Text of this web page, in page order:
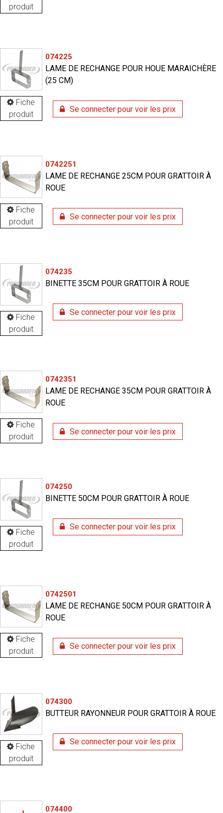
produit
Fiche
produit
074225
LAME DE RECHANGE POUR HOUE MARAICHÈRE
(25 CM)
Se connecter pour voir les prix
Fiche
produit
0742251
LAME DE RECHANGE 25CM POUR GRATTOIR À
ROUE
Se connecter pour voir les prix
Fiche
produit
074235
BINETTE 35CM POUR GRATTOIR À ROUE
Se connecter pour voir les prix
Fiche
produit
0742351
LAME DE RECHANGE 35CM POUR GRATTOIR À
ROUE
Se connecter pour voir les prix
Fiche
produit
074250
BINETTE 50CM POUR GRATTOIR À ROUE
Se connecter pour voir les prix
Fiche
produit
0742501
LAME DE RECHANGE 50CM POUR GRATTOIR À
ROUE
Se connecter pour voir les prix
Fiche
produit
074300
BUTTEUR RAYONNEUR POUR GRATTOIR À ROUE
Se connecter pour voir les prix
074400